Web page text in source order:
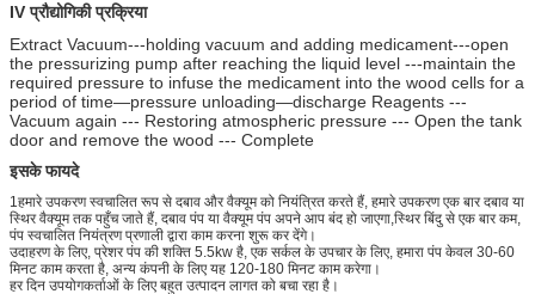
IV प्रौद्योगिकी प्रक्रिया
Extract Vacuum---holding vacuum and adding medicament---open
the pressurizing pump after reaching the liquid level ---maintain the
required pressure to infuse the medicament into the wood cells for a
period of time—pressure unloading—discharge Reagents ---
Vacuum again --- Restoring atmospheric pressure --- Open the tank
door and remove the wood --- Complete
इसके फायदे
1हमारे उपकरण स्वचालित रूप से दबाव और वैक्यूम को नियंत्रित करते हैं, हमारे उपकरण एक बार दबाव या
स्थिर वैक्यूम तक पहुँच जाते हैं, दबाव पंप या वैक्यूम पंप अपने आप बंद हो जाएगा,स्थिर बिंदु से एक बार कम,
पंप स्वचालित नियंत्रण प्रणाली द्वारा काम करना शुरू कर देंगे।
उदाहरण के लिए, प्रेशर पंप की शक्ति 5.5kw है, एक सर्कल के उपचार के लिए, हमारा पंप केवल 30-60
मिनट काम करता है, अन्य कंपनी के लिए यह 120-180 मिनट काम करेगा।
हर दिन उपयोगकर्ताओं के लिए बहुत उत्पादन लागत को बचा रहा है।